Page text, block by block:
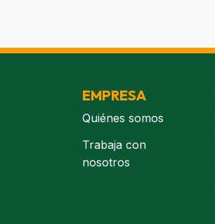
EMPRESA
Quiénes somos
Trabaja con
nosotros